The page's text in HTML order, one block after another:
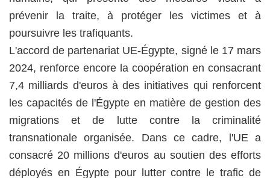
prévenir la traite, à protéger les victimes et à
poursuivre les trafiquants.
L'accord de partenariat UE-Égypte, signé le 17 mars
2024, renforce encore la coopération en consacrant
7,4 milliards d'euros à des initiatives qui renforcent
les capacités de l'Égypte en matière de gestion des
migrations et de lutte contre la criminalité
transnationale organisée. Dans ce cadre, l'UE a
consacré 20 millions d'euros au soutien des efforts
déployés en Égypte pour lutter contre le trafic de